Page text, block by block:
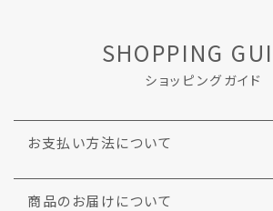
SHOPPING
ショッピングガイド
お支払い方法について
商品のお届けについて